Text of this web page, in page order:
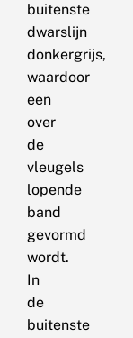
buitenste
dwarslijn
donkergrijs,
waardoor
een
over
de
vleugels
lopende
band
gevormd
wordt.
In
de
buitenste